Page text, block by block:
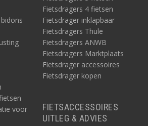
voor
Fietsdragers 4 fietsen
Fietsdrager inklapbaar
Fietsdragers Thule
Fietsdragers ANWB
Fietsdragers Marktplaats
Fietsdrager accessoires
Fietsdrager kopen
FIETSACCESSOIRES
UITLEG & ADVIES